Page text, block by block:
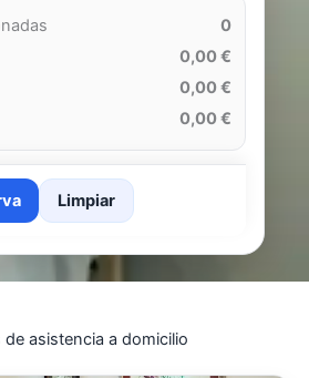
0
0,00 €
0,00 €
0,00 €
Limpiar
de asistencia a domicilio